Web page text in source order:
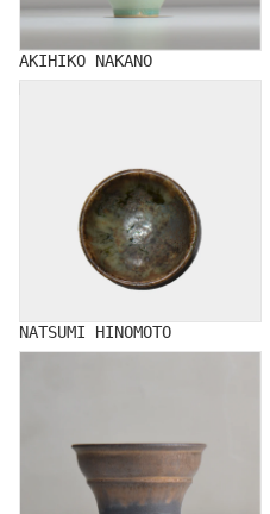
AKIHIKO NAKANO
NATSUMI HINOMOTO